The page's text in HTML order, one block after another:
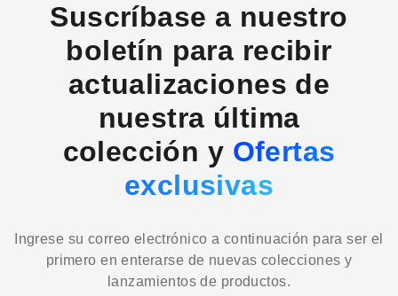
Suscríbase a nuestro
boletín para recibir
actualizaciones de
nuestra última
colección y Ofertas
exclusivas
Ingrese su correo electrónico a continuación para ser el
primero en enterarse de nuevas colecciones y
lanzamientos de productos.